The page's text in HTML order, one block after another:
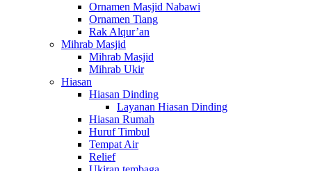
Ornamen Masjid Nabawi
Ornamen Tiang
Rak Alqur’an
Mihrab Masjid
Mihrab Masjid
Mihrab Ukir
Hiasan
Hiasan Dinding
Layanan Hiasan Dinding
Hiasan Rumah
Huruf Timbul
Tempat Air
Relief